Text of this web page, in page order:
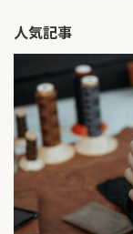
人気記事